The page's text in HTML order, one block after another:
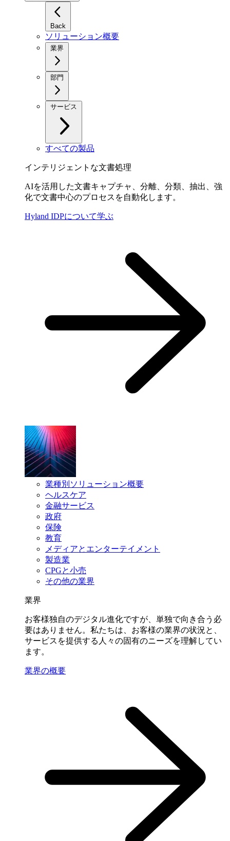
Back
ソリューション概要
業界
部門
サービス
すべての製品
インテリジェントな文書処理
AIを活用した文書キャプチャ、分離、分類、抽出、強
化で文書中心のプロセスを自動化します。
Hyland IDPについて学ぶ
業種別ソリューション概要
ヘルスケア
金融サービス
政府
保険
教育
メディアとエンターテイメント
製造業
CPGと小売
その他の業界
業界
お客様独自のデジタル進化ですが、単独で向き合う必
要はありません。私たちは、お客様の業界の状況と、
サービスを提供する人々の固有のニーズを理解してい
ます。
業界の概要